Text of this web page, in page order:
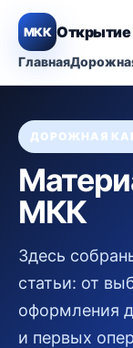
МКК
Главная
ДОРОЖНАЯ
МКК
Здесь
статьи: от
оформления
и первых